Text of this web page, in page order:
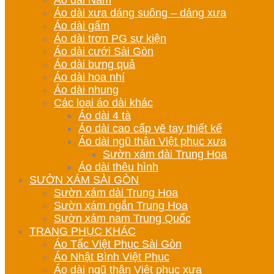
Áo dài xưa dáng suông – dáng xưa
Áo dài gấm
Áo dài trơn PG sự kiện
Áo dài cưới Sài Gòn
Áo dài bưng quả
Áo dài hoa nhí
Áo dài nhung
Các loại áo dài khác
Áo dài 4 tà
Áo dài cao cấp vẽ tay thiết kế
Áo dài ngũ thân Việt phục xưa
Sườn xám dài Trung Hoa
Áo dài thêu hình
SƯỜN XÁM SÀI GÒN
Sườn xám dài Trung Hoa
Sườn xám ngắn Trung Hoa
Sườn xám nam Trung Quốc
TRANG PHỤC KHÁC
Áo Tấc Việt Phục Sài Gòn
Áo Nhật Bình Việt Phục
Áo dài ngũ thân Việt phục xưa